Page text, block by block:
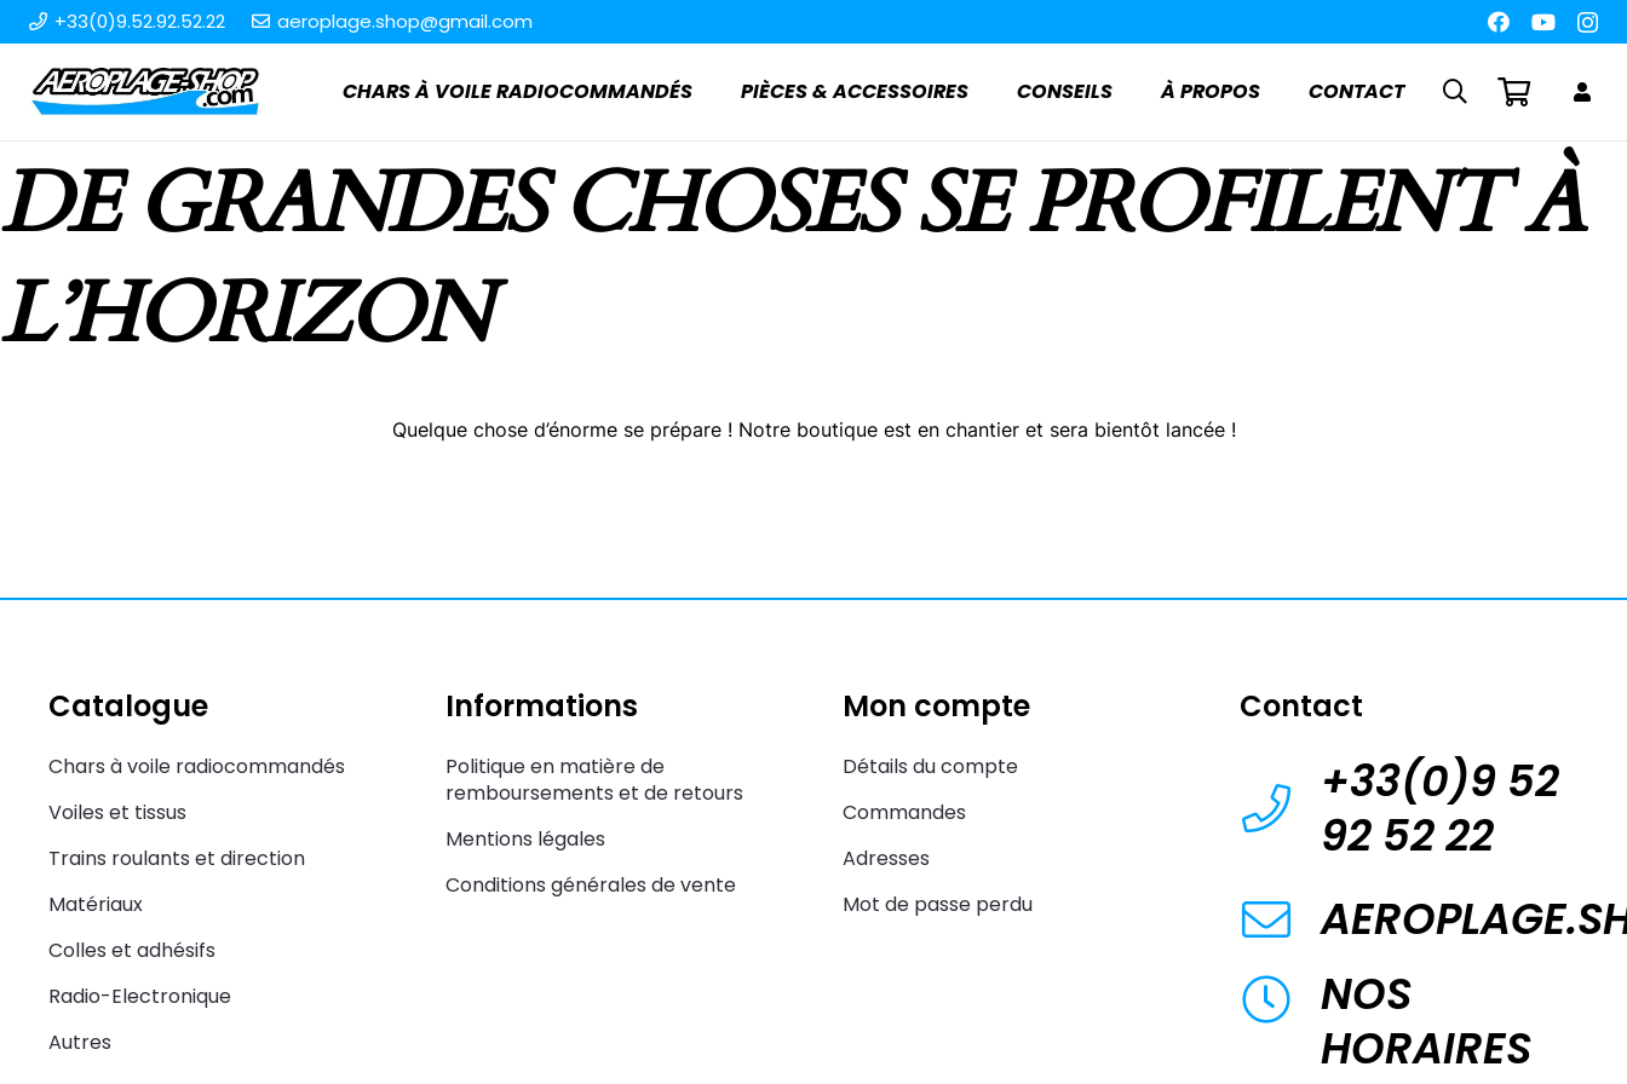
+33(0)9.52.92.52.22 aeroplage.shop@gmail.com
CHARS À VOILE RADIOCOMMANDÉS PIÈCES & ACCESSOIRES CONSEILS À PROPOS CONTACT
DE GRANDES CHOSES SE PROFILENT À
L’HORIZON
Quelque chose d’énorme se prépare ! Notre boutique est en chantier et sera bientôt lancée !
Catalogue
Chars à voile radiocommandés
Voiles et tissus
Trains roulants et direction
Matériaux
Colles et adhésifs
Radio-Electronique
Autres
Informations
Politique en matière de
remboursements et de retours
Mentions légales
Conditions générales de vente
Mon compte
Détails du compte
Commandes
Adresses
Mot de passe perdu
Contact
+33(0)9 52
92 52 22
NOS
HORAIRES